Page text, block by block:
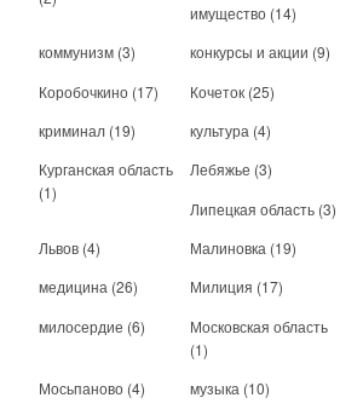
имущество (14)
коммунизм (3) конкурсы и акции (9)
Коробочкино (17) Кочеток (25)
криминал (19) культура (4)
Курганская область
(1)
Лебяжье (3)
Липецкая область (3)
Львов (4) Малиновка (19)
медицина (26) Милиция (17)
милосердие (6)
Московская область
(1)
Мосьпаново (4) музыка (10)